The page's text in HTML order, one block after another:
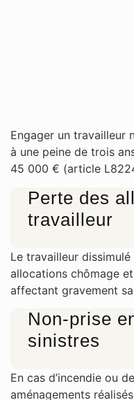
Engager un travailleur
à une peine de trois
45 000 € (article
Perte des
travailleur
Le travailleur
allocations chômage
affectant gravement
Non-prise
sinistres
En cas d’incendie ou
aménagements